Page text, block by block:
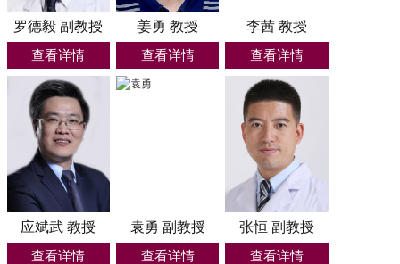
罗德毅 副教授
查看详情
姜勇 教授
查看详情
李茜 教授
查看详情
应斌武 教授
查看详情
袁勇 副教授
查看详情
张恒 副教授
查看详情